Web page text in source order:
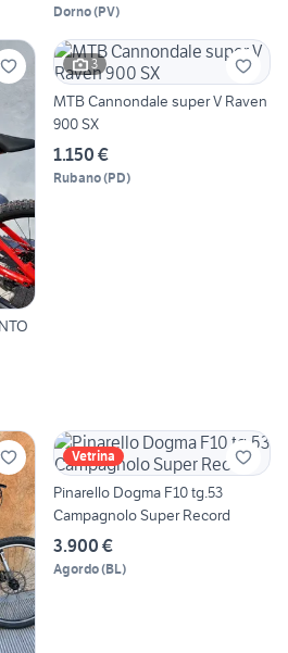
Dorno(PV)
3
MTB Cannondale super V Raven
900 SX
1.150 €
Rubano(PD)
Vetrina
Pinarello Dogma F10 tg.53
Campagnolo Super Record
3.900 €
Agordo(BL)